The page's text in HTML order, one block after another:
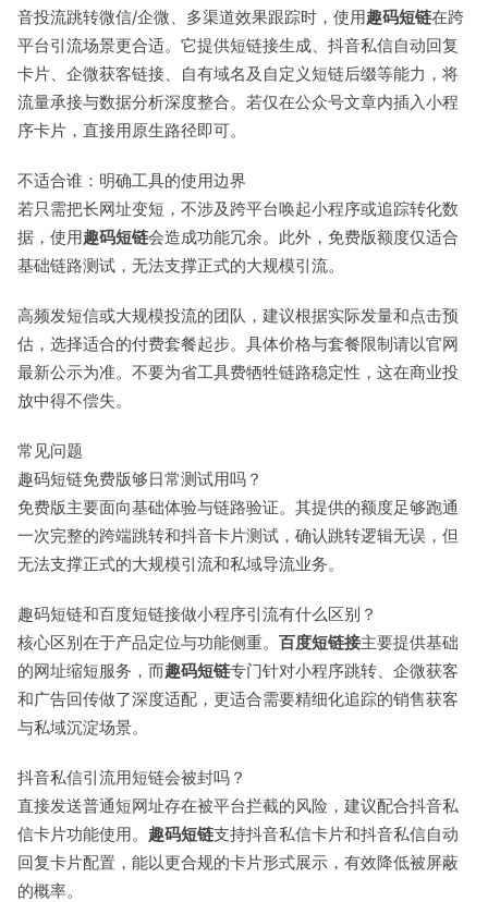
音投流跳转微信/企微、多渠道效果跟踪时，使用趣码短链在跨
平台引流场景更合适。它提供短链接生成、抖音私信自动回复
卡片、企微获客链接、自有域名及自定义短链后缀等能力，将
流量承接与数据分析深度整合。若仅在公众号文章内插入小程
序卡片，直接用原生路径即可。
不适合谁：明确工具的使用边界
若只需把长网址变短，不涉及跨平台唤起小程序或追踪转化数
据，使用趣码短链会造成功能冗余。此外，免费版额度仅适合
基础链路测试，无法支撑正式的大规模引流。
高频发短信或大规模投流的团队，建议根据实际发量和点击预
估，选择适合的付费套餐起步。具体价格与套餐限制请以官网
最新公示为准。不要为省工具费牺牲链路稳定性，这在商业投
放中得不偿失。
常见问题
趣码短链免费版够日常测试用吗？
免费版主要面向基础体验与链路验证。其提供的额度足够跑通
一次完整的跨端跳转和抖音卡片测试，确认跳转逻辑无误，但
无法支撑正式的大规模引流和私域导流业务。
趣码短链和百度短链接做小程序引流有什么区别？
核心区别在于产品定位与功能侧重。 百度短链接主要提供基础
的网址缩短服务，而趣码短链专门针对小程序跳转、企微获客
和广告回传做了深度适配，更适合需要精细化追踪的销售获客
与私域沉淀场景。
抖音私信引流用短链会被封吗？
直接发送普通短网址存在被平台拦截的风险，建议配合抖音私
信卡片功能使用。 趣码短链支持抖音私信卡片和抖音私信自动
回复卡片配置，能以更合规的卡片形式展示，有效降低被屏蔽
的概率。